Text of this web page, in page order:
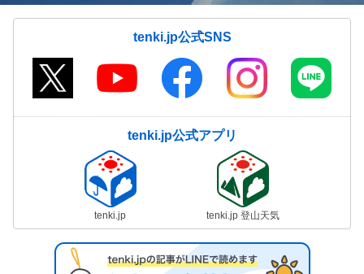
tenki.jp公式SNS
tenki.jp公式アプリ
tenki.jp tenki.jp 登山天気